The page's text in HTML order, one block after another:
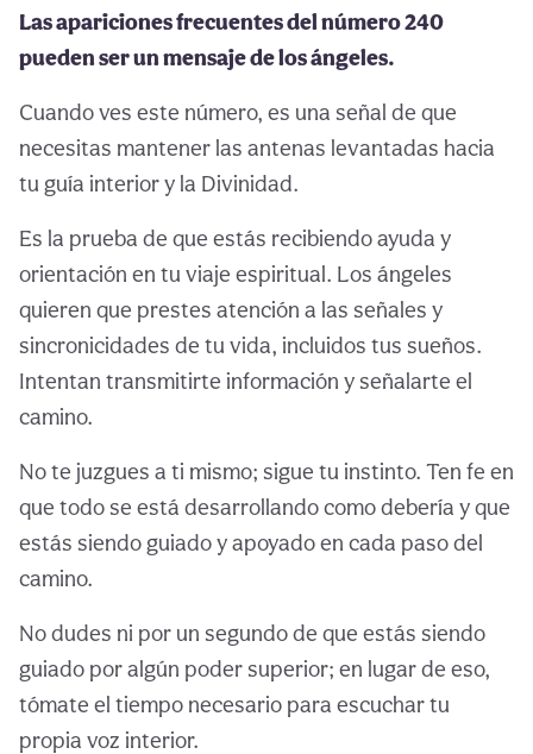
Las apariciones frecuentes del número 240
pueden ser un mensaje de los ángeles.
Cuando ves este número, es una señal de que
necesitas mantener las antenas levantadas hacia
tu guía interior y la Divinidad.
Es la prueba de que estás recibiendo ayuda y
orientación en tu viaje espiritual. Los ángeles
quieren que prestes atención a las señales y
sincronicidades de tu vida, incluidos tus sueños.
Intentan transmitirte información y señalarte el
camino.
No te juzgues a ti mismo; sigue tu instinto. Ten fe en
que todo se está desarrollando como debería y que
estás siendo guiado y apoyado en cada paso del
camino.
No dudes ni por un segundo de que estás siendo
guiado por algún poder superior; en lugar de eso,
tómate el tiempo necesario para escuchar tu
propia voz interior.